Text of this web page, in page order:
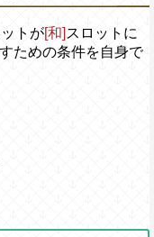
トが[和] スロットに
ための条件を自身で